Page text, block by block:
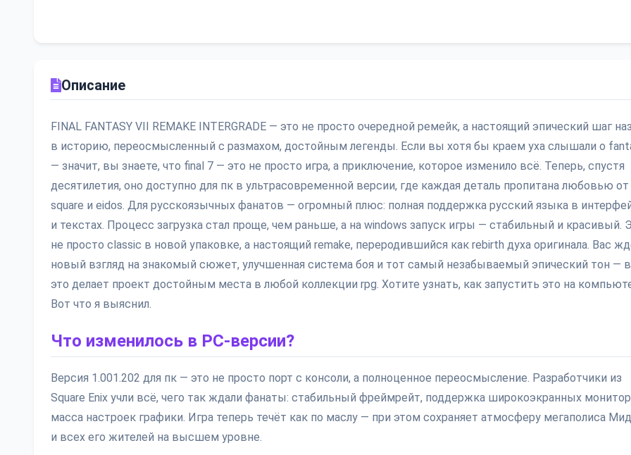
Описание
FINAL FANTASY VII REMAKE INTERGRADE — это не просто очередной ремейк, а настоящий эпический шаг
в историю, переосмысленный с размахом, достойным легенды. Если вы хотя бы краем уха слышали о
— значит, вы знаете, что final 7 — это не просто игра, а приключение, которое изменило всё. Теперь, спустя
десятилетия, оно доступно для пк в ультрасовременной версии, где каждая деталь пропитана любовью от
square и eidos. Для русскоязычных фанатов — огромный плюс: полная поддержка русский языка в
и текстах. Процесс загрузка стал проще, чем раньше, а на windows запуск игры — стабильный и красивый.
не просто classic в новой упаковке, а настоящий remake, переродившийся как rebirth духа оригинала. Вас
новый взгляд на знакомый сюжет, улучшенная система боя и тот самый незабываемый эпический тон —
это делает проект достойным места в любой коллекции rpg. Хотите узнать, как запустить это на
Вот что я выяснил.
Что изменилось в PC-версии?
Версия 1.001.202 для пк — это не просто порт с консоли, а полноценное переосмысление. Разработчики из
Square Enix учли всё, чего так ждали фанаты: стабильный фреймрейт, поддержка широкоэкранных
масса настроек графики. Игра теперь течёт как по маслу — при этом сохраняет атмосферу мегаполиса
и всех его жителей на высшем уровне.